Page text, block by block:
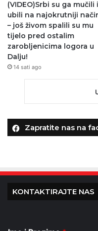
(VIDEO)Srbi su ga mučili i
ubili na najokrutniji
– još živom spalili su mu
tijelo pred ostalim
zarobljenicima logora u
Dalju!
14 sati ago
Zapratite nas na
KONTAKTIRAJTE NAS